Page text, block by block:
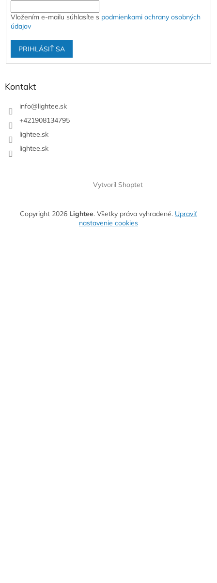
Vložením e-mailu súhlasíte s podmienkami ochrany osobných
údajov
PRIHLÁSIŤ SA
Kontakt
info@lightee.sk
+421908134795
lightee.sk
lightee.sk
Vytvoril Shoptet
Copyright 2026 Lightee. Všetky práva vyhradené. Upraviť
nastavenie cookies